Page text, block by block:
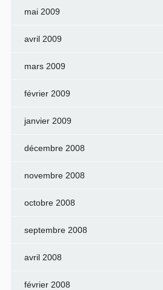
mai 2009
avril 2009
mars 2009
février 2009
janvier 2009
décembre 2008
novembre 2008
octobre 2008
septembre 2008
avril 2008
février 2008